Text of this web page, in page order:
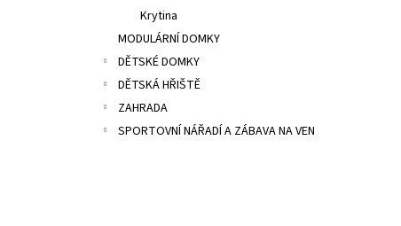
Krytina
MODULÁRNÍ DOMKY
DĚTSKÉ DOMKY
DĚTSKÁ HŘIŠTĚ
ZAHRADA
SPORTOVNÍ NÁŘADÍ A ZÁBAVA NA VEN